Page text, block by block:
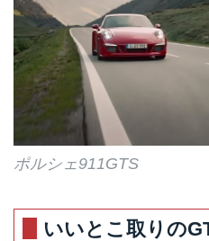
ポルシェ911GTS
いいとこ取りの